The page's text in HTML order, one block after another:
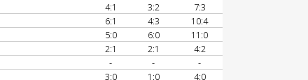
4:1 3:2
7:3
6:1 4:3
10:4
5:0 6:0
11:0
2:1 2:1
4:2
- -
-
3:0 1:0
4:0